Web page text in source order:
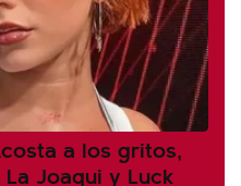
a los gritos,
Joaqui y Luck